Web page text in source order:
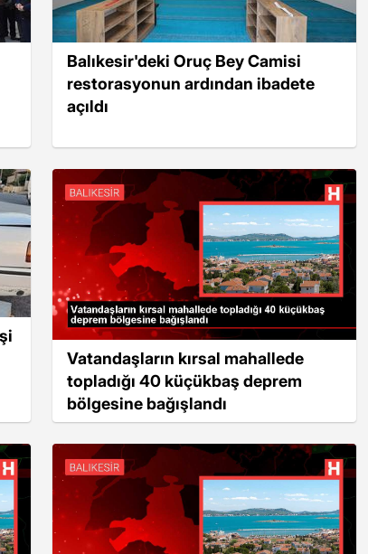
Balıkesir'deki Oruç Bey Camisi
restorasyonun ardından ibadete
açıldı
Vatandaşların kırsal mahallede
topladığı 40 küçükbaş deprem
bölgesine bağışlandı